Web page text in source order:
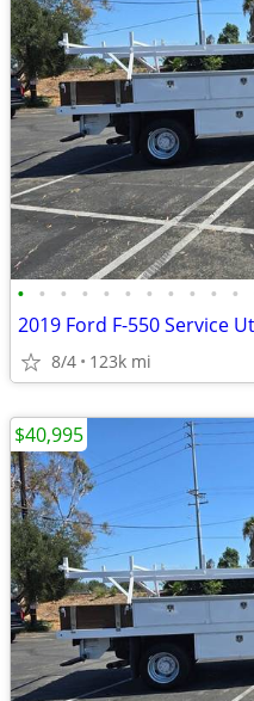
• • • • • • • • • • •
8/4 123k mi
$40,995